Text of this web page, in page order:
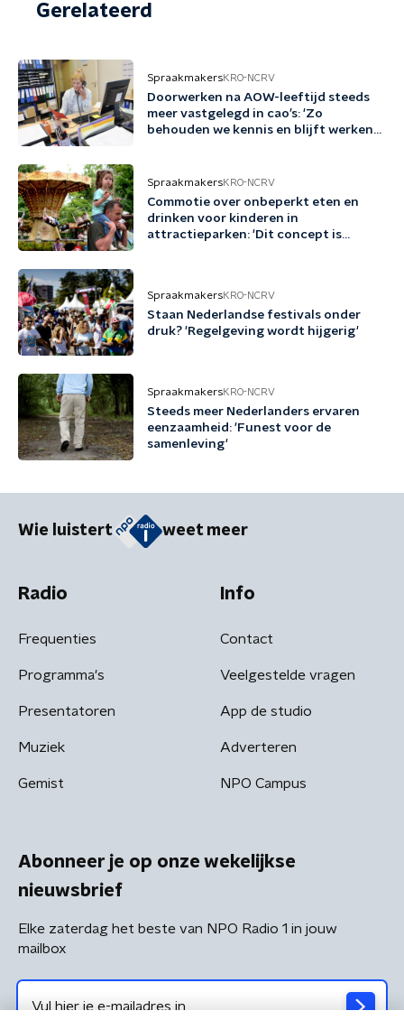
Gerelateerd
SpraakmakersKRO-NCRV
Doorwerken na AOW-leeftijd steeds
meer vastgelegd in cao’s: 'Zo
behouden we kennis en blijft werken
SpraakmakersKRO-NCRV
Commotie over onbeperkt eten en
drinken voor kinderen in
attractieparken: 'Dit concept is
SpraakmakersKRO-NCRV
Staan Nederlandse festivals onder
druk? 'Regelgeving wordt hijgerig'
SpraakmakersKRO-NCRV
Steeds meer Nederlanders ervaren
eenzaamheid: 'Funest voor de
samenleving'
Wie luistert weet meer
Radio
Frequenties
Programma's
Presentatoren
Muziek
Gemist
Info
Contact
Veelgestelde vragen
App de studio
Adverteren
NPO Campus
Abonneer je op onze wekelijkse
nieuwsbrief
Elke zaterdag het beste van NPO Radio 1 in jouw
mailbox